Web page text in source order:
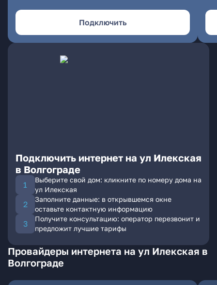
Подключить
Подключить интернет на ул Илекская
в Волгограде
Выберите свой дом: кликните по номеру дома на
ул Илекская
Заполните данные: в открывшемся окне
оставьте контактную информацию
Получите консультацию: оператор перезвонит и
предложит лучшие тарифы
Провайдеры интернета на ул Илекская в
Волгограде